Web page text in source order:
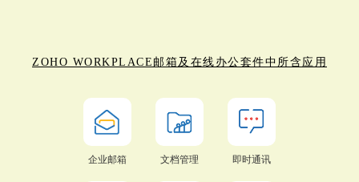
ZOHO WORKPLACE邮箱及在线办公套件中所含应用
企业邮箱 文档管理 即时通讯